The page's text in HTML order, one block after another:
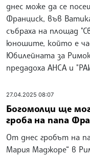
днес може да се
Франциск, във
събраха на площад
юношите, който е
Юбилейната за
предадоха АНСА и
27.04.2025 08:07
Богомолци ще
гроба на папа
От днес гробът на
Мария Маджоре“ в